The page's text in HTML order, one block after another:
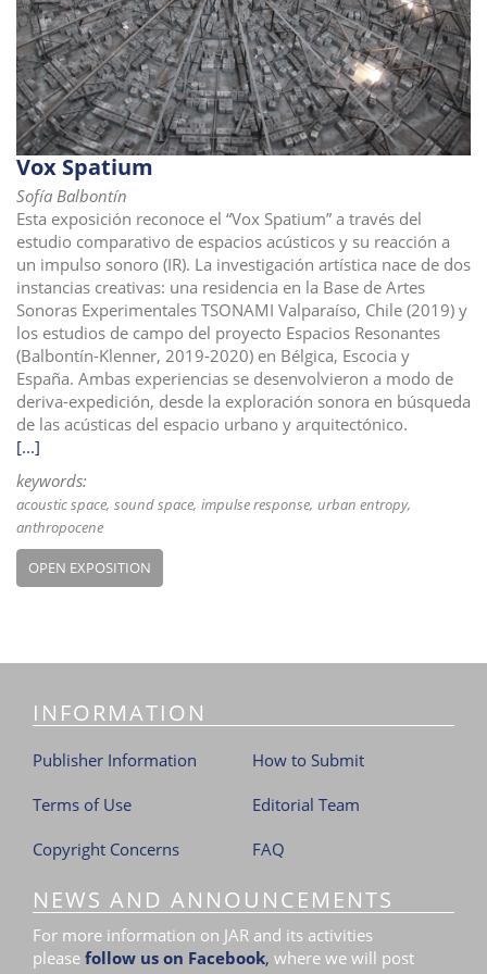
i
o
n
Vox Spatium
Sofía Balbontín
Esta exposición reconoce el “Vox Spatium” a través del
estudio comparativo de espacios acústicos y su reacción a
un impulso sonoro (IR). La investigación artística nace de dos
instancias creativas: una residencia en la Base de Artes
Sonoras Experimentales TSONAMI Valparaíso, Chile (2019) y
los estudios de campo del proyecto Espacios Resonantes
(Balbontín-Klenner, 2019-2020) en Bélgica, Escocia y
España. Ambas experiencias se desenvolvieron a modo de
deriva-expedición, desde la exploración sonora en búsqueda
de las acústicas del espacio urbano y arquitectónico.
[...]
keywords:
acoustic space sound space impulse response urban entropy
anthropocene
OPEN EXPOSITION
INFORMATION
Publisher Information
Terms of Use
Copyright Concerns
How to Submit
Editorial Team
FAQ
NEWS AND ANNOUNCEMENTS
For more information on JAR and its activities
please follow us on Facebook, where we will post